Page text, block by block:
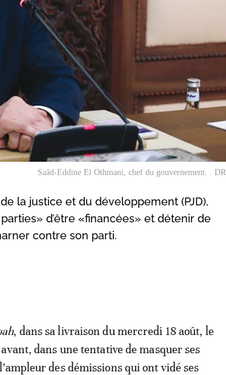
Saâd-Eddine El Othmani, chef du gouvernement. . DR
la justice et du développement (PJD),
d’être «financées» et détenir de
contre son parti.
, dans sa livraison du mercredi 18 août, le
dans une tentative de masquer ses
des démissions qui ont vidé ses